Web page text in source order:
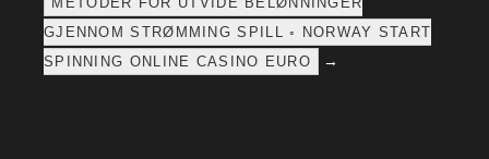
GJENNOM STRØMMING SPILL ◦ NORWAY START
SPINNING ONLINE CASINO EURO
→